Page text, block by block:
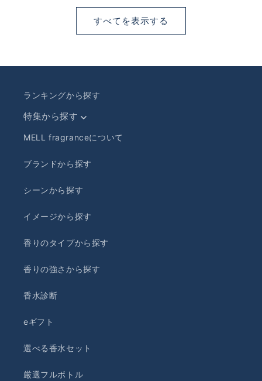
格
格
すべてを表示する
ランキングから探す
特集から探す
MELL fragranceについて
ブランドから探す
シーンから探す
イメージから探す
香りのタイプから探す
香りの強さから探す
香水診断
eギフト
選べる香水セット
厳選フルボトル